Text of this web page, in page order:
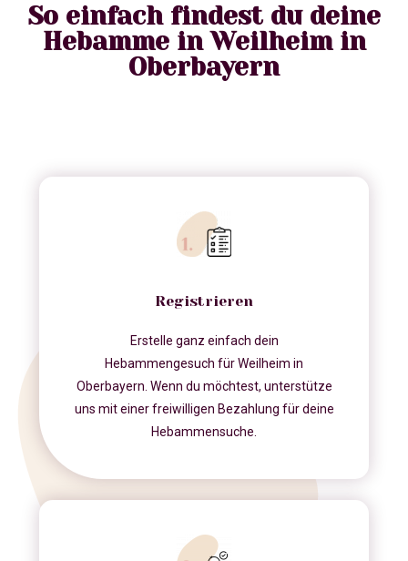
So einfach findest du deine
Hebamme in Weilheim in
Oberbayern
Registrieren
Erstelle ganz einfach dein
Hebammengesuch für Weilheim in
Oberbayern. Wenn du möchtest, unterstütze
uns mit einer freiwilligen Bezahlung für deine
Hebammensuche.